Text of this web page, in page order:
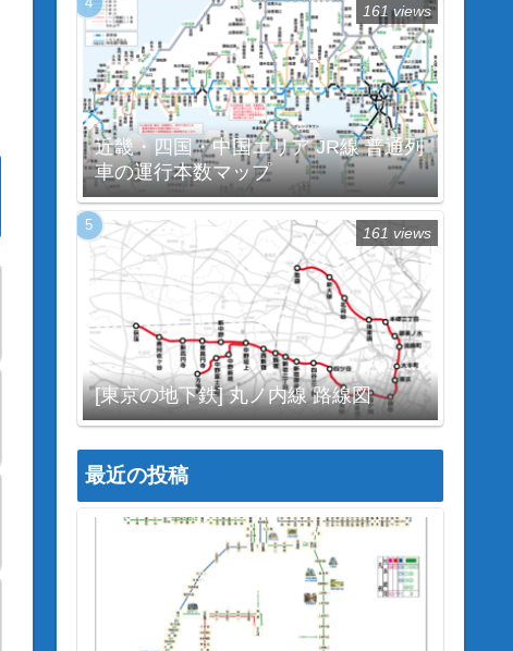
近畿・四国・中国エリア JR線 普通列
車の運行本数マップ
161 views
[東京の地下鉄] 丸ノ内線 路線図
161 views
最近の投稿